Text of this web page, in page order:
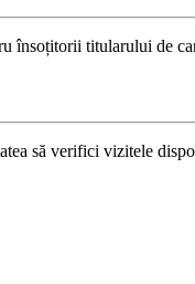
însoțitorii titularului de
să verifici vizitele